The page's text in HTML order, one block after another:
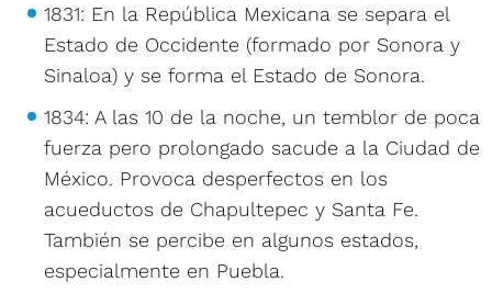
1831: En la República Mexicana se separa el
Estado de Occidente (formado por Sonora y
Sinaloa) y se forma el Estado de Sonora.
1834: A las 10 de la noche, un temblor de poca
fuerza pero prolongado sacude a la Ciudad de
México. Provoca desperfectos en los
acueductos de Chapultepec y Santa Fe.
También se percibe en algunos estados,
especialmente en Puebla.